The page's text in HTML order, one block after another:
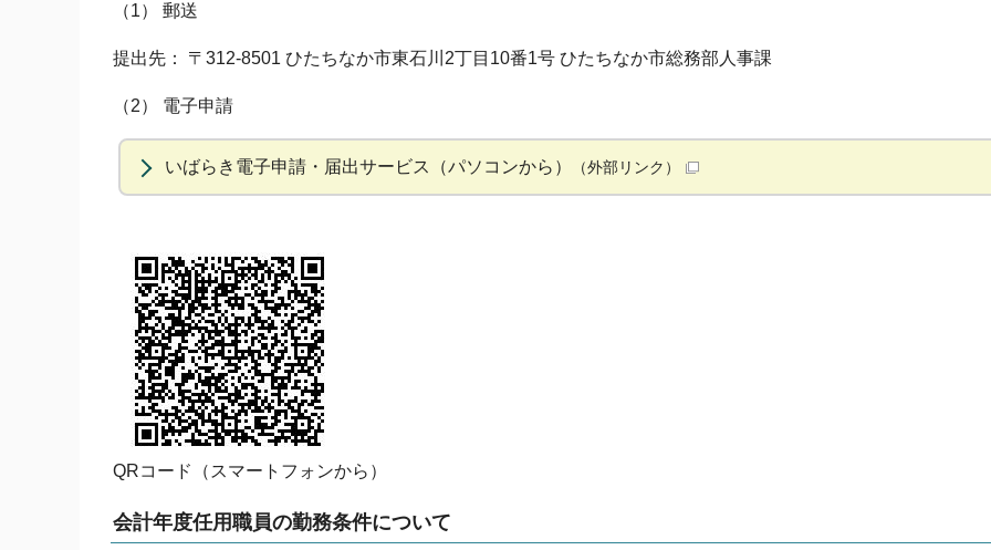
（1） 郵送
提出先： 〒312-8501 ひたちなか市東石川2丁目10番1号 ひたちなか市総務部人事課
（2） 電子申請
いばらき電子申請・届出サービス（パソコンから） （外部リンク）
QRコード（スマートフォンから）
会計年度任用職員の勤務条件について